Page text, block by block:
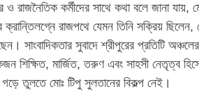
ও রাজনৈতিক কর্মীদের সাথে কথা বলে জানা যায়,
ক্রান্তিলগ্নে রাজপথে যেমন তিনি সক্রিয় ছিলেন,
সাংবাদিকতার সুবাদে শ্রীপুরের প্রতিটি
শিক্ষিত, মার্জিত, তরুণ এবং সাহসী নেতৃত্ব
গড়ে তুলতে মোঃ টিপু সুলতানের বিকল্প নেই।